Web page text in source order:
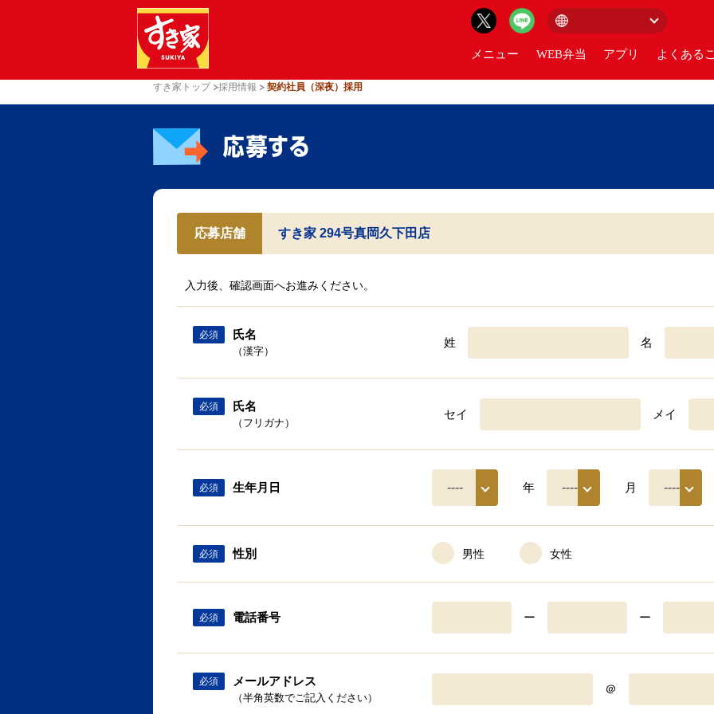
メニュー WEB弁当 アプリ よくある
すき家トップ 採用情報 契約社員（深夜）採用
応募店舗 すき家 294号真岡久下田店
入力後、確認画面へお進みください。
必須 氏名
（漢字）
姓 名
必須 氏名
（フリガナ）
セイ メイ
必須 生年月日 年 月
必須 性別 男性 女性
必須 電話番号 ー ー
必須 メールアドレス
（半角英数でご記入ください）
＠